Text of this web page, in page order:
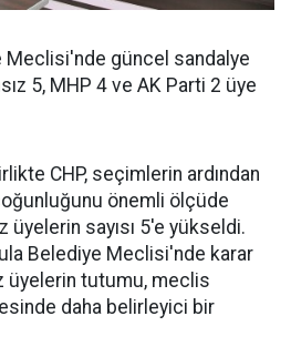
Meclisi'nde güncel sandalye
5, MHP 4 ve AK Parti 2 üye
CHP, seçimlerin ardından
önemli ölçüde
üyelerin sayısı 5'e yükseldi.
Belediye Meclisi'nde karar
üyelerin tutumu, meclis
daha belirleyici bir